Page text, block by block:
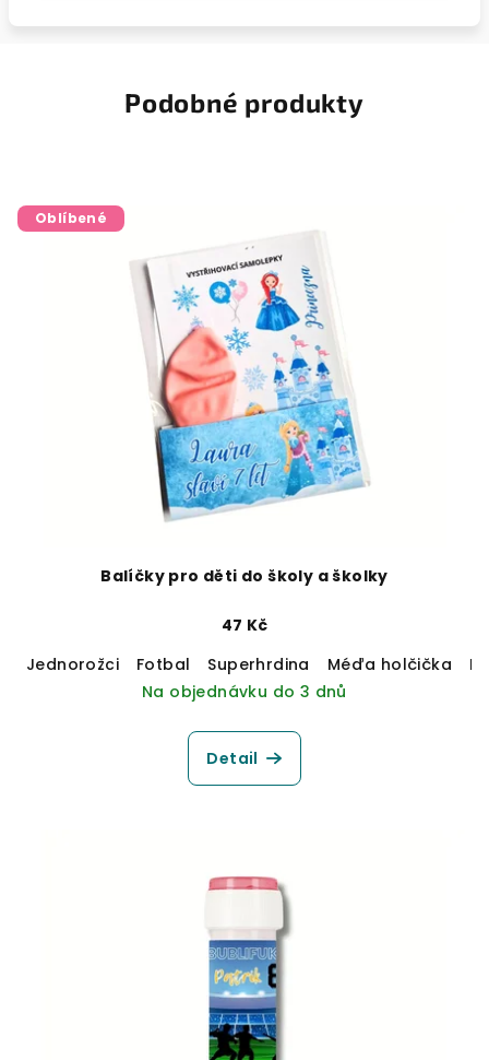
Podobné produkty
Oblíbené
Balíčky pro děti do školy a školky
47 Kč
Jednorožci
Fotbal Superhrdina Méďa holčička
Na objednávku do 3 dnů
Detail